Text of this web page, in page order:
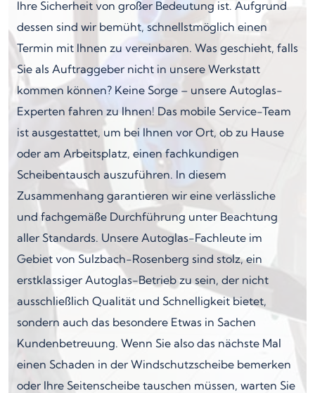
Ihre Sicherheit von großer Bedeutung ist. Aufgrund
dessen sind wir bemüht, schnellstmöglich einen
Termin mit Ihnen zu vereinbaren. Was geschieht, falls
Sie als Auftraggeber nicht in unsere Werkstatt
kommen können? Keine Sorge – unsere Autoglas-
Experten fahren zu Ihnen! Das mobile Service-Team
ist ausgestattet, um bei Ihnen vor Ort, ob zu Hause
oder am Arbeitsplatz, einen fachkundigen
Scheibentausch auszuführen. In diesem
Zusammenhang garantieren wir eine verlässliche
und fachgemäße Durchführung unter Beachtung
aller Standards. Unsere Autoglas-Fachleute im
Gebiet von Sulzbach-Rosenberg sind stolz, ein
erstklassiger Autoglas-Betrieb zu sein, der nicht
ausschließlich Qualität und Schnelligkeit bietet,
sondern auch das besondere Etwas in Sachen
Kundenbetreuung. Wenn Sie also das nächste Mal
einen Schaden in der Windschutzscheibe bemerken
oder Ihre Seitenscheibe tauschen müssen, warten Sie